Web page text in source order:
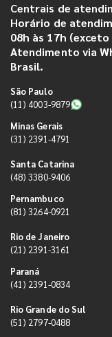
Centrais de
Horário de
08h às 17h
Atendimento via
Brasil.
São Paulo
(11) 4003-9879
Minas Gerais
(31) 2391-4791
Santa Catarina
(48) 3380-9406
Pernambuco
(81) 3264-0921
Rio de Janeiro
(21) 2391-3161
Paraná
(41) 2391-0834
Rio Grande do Sul
(51) 2797-0488